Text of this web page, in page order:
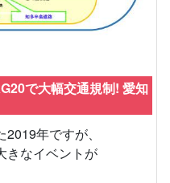
で大幅交通規制! 愛知
年ですが、
きなイベントが